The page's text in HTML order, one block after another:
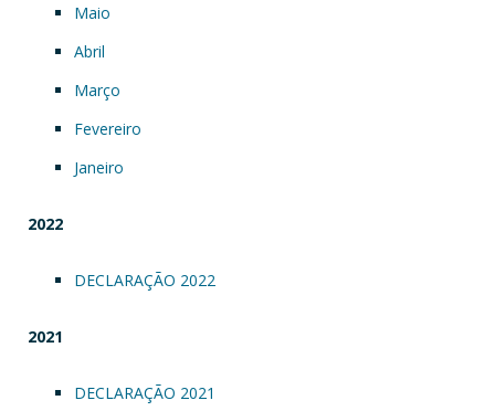
Maio
Abril
Março
Fevereiro
Janeiro
2022
DECLARAÇÃO 2022
2021
DECLARAÇÃO 2021